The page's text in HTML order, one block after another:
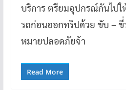
บริการ ตรียมอุปกรณ์กันไป
รถก่อนออกทริปด้วย ขับ – ขี่
หมายปลอดภัยจ้า
Read More